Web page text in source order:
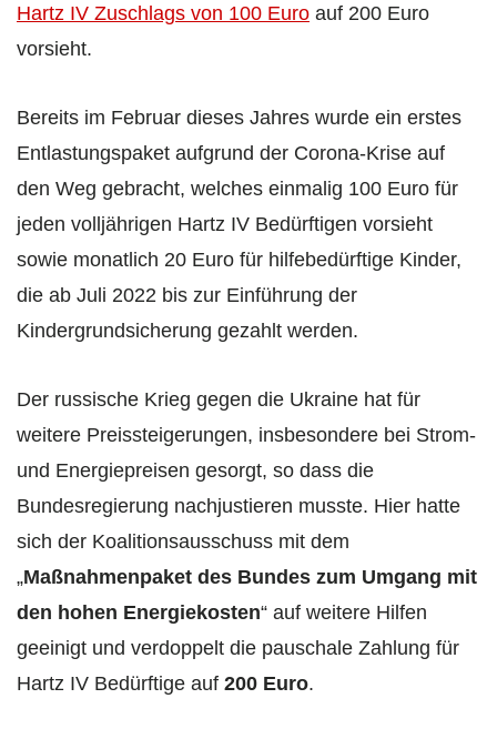
Hartz IV Zuschlags von 100 Euro auf 200 Euro
vorsieht.
Bereits im Februar dieses Jahres wurde ein erstes
Entlastungspaket aufgrund der Corona-Krise auf
den Weg gebracht, welches einmalig 100 Euro für
jeden volljährigen Hartz IV Bedürftigen vorsieht
sowie monatlich 20 Euro für hilfebedürftige Kinder,
die ab Juli 2022 bis zur Einführung der
Kindergrundsicherung gezahlt werden.
Der russische Krieg gegen die Ukraine hat für
weitere Preissteigerungen, insbesondere bei Strom-
und Energiepreisen gesorgt, so dass die
Bundesregierung nachjustieren musste. Hier hatte
sich der Koalitionsausschuss mit dem
„Maßnahmenpaket des Bundes zum Umgang mit
den hohen Energiekosten“ auf weitere Hilfen
geeinigt und verdoppelt die pauschale Zahlung für
Hartz IV Bedürftige auf 200 Euro.